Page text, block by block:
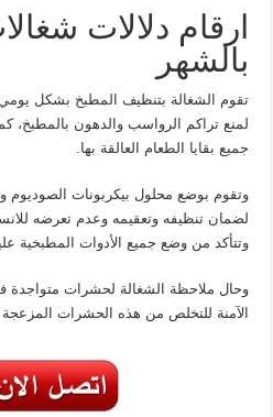
ارقام دلالات
بالشهر
تقوم الشغالة بتنظيف المطبخ بشكل يومي
لمنع تراكم الرواسب والدهون
جميع بقايا الطعام العالقة بها.
وتقوم بوضع محلول بيكربونات
لضمان تنظيفه وتعقيمه وعدم تعرضه
وتتأكد من وضع جميع الأدوات المطبخية
وحال ملاحظة الشغالة لحشرات متواجدة
الآمنة للتخلص من هذه الحشرات المزعجة